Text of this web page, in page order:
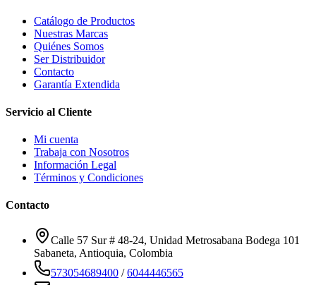
Catálogo de Productos
Nuestras Marcas
Quiénes Somos
Ser Distribuidor
Contacto
Garantía Extendida
Servicio al Cliente
Mi cuenta
Trabaja con Nosotros
Información Legal
Términos y Condiciones
Contacto
Calle 57 Sur # 48-24, Unidad Metrosabana Bodega 101
Sabaneta, Antioquia, Colombia
573054689400 /6044446565